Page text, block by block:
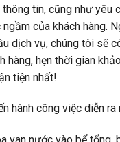
tin, cũng như yêu
của khách hàng.
dịch vụ, chúng tôi sẽ
hàng, hẹn thời gian
tiện nhất!
hành công việc diễn ra